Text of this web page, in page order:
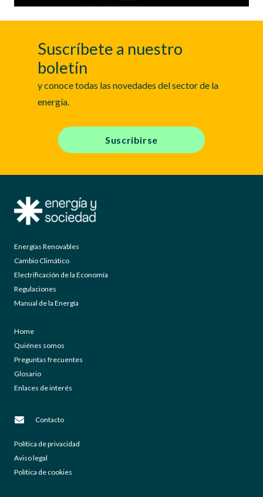
Suscríbete a nuestro
boletín
y conoce todas las novedades del sector de la
energía.
Suscribirse
Energías Renovables
Cambio Climático
Electrificación de la Economía
Regulaciones
Manual de la Energía
Home
Quiénes somos
Preguntas frecuentes
Glosario
Enlaces de interés
Contacto
Política de privacidad
Aviso legal
Política de cookies